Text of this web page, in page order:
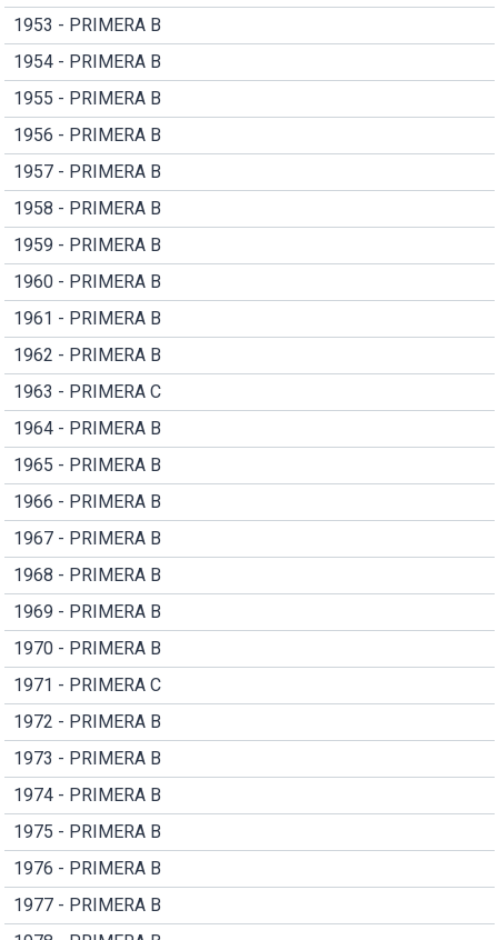
1953 - PRIMERA B
1954 - PRIMERA B
1955 - PRIMERA B
1956 - PRIMERA B
1957 - PRIMERA B
1958 - PRIMERA B
1959 - PRIMERA B
1960 - PRIMERA B
1961 - PRIMERA B
1962 - PRIMERA B
1963 - PRIMERA C
1964 - PRIMERA B
1965 - PRIMERA B
1966 - PRIMERA B
1967 - PRIMERA B
1968 - PRIMERA B
1969 - PRIMERA B
1970 - PRIMERA B
1971 - PRIMERA C
1972 - PRIMERA B
1973 - PRIMERA B
1974 - PRIMERA B
1975 - PRIMERA B
1976 - PRIMERA B
1977 - PRIMERA B